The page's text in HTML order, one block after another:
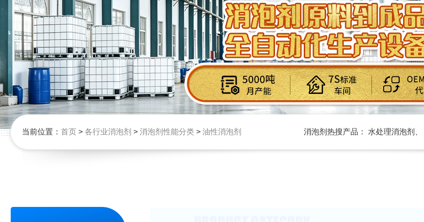
当前位置： 首页 > 各行业消泡剂 > 消泡剂性能分类 > 油性消泡剂 消泡剂热搜产品： 水处理消泡剂